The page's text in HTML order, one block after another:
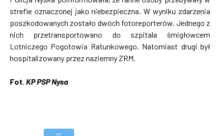
strefie oznaczonej jako niebezpieczna. W wyniku zdarzenia
poszkodowanych zostało dwóch fotoreporterów. Jednego z
nich przetransportowano do szpitala śmigłowcem
Lotniczego Pogotowia Ratunkowego. Natomiast drugi był
hospitalizowany przez naziemny ZRM.
Fot. KP PSP Nysa